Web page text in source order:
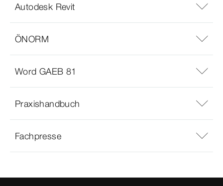
Autodesk Revit
ÖNORM
Word GAEB 81
Praxishandbuch
Fachpresse